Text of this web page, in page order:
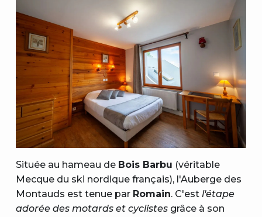
Située au hameau de Bois Barbu (véritable
Mecque du ski nordique français), l'Auberge des
Montauds est tenue par Romain. C'est l'étape
adorée des motards et cyclistes grâce à son